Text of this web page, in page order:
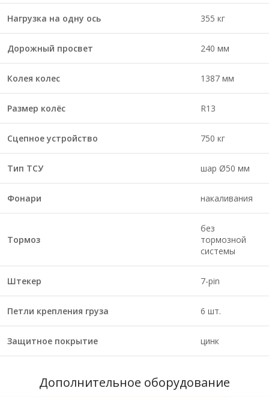
Нагрузка на одну ось 355 кг
Дорожный просвет 240 мм
Колея колес 1387 мм
Размер колёс R13
Сцепное устройство 750 кг
Тип ТСУ шар Ø50 мм
Фонари накаливания
Тормоз
без
тормозной
системы
Штекер 7-pin
Петли крепления груза 6 шт.
Защитное покрытие цинк
Дополнительное оборудование